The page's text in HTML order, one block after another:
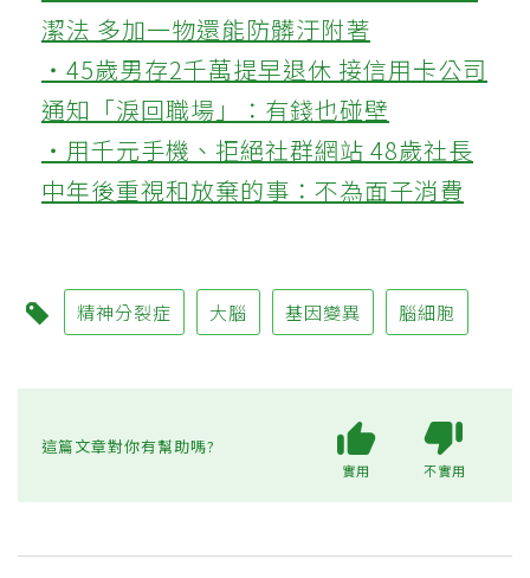
潔法 多加一物還能防髒汙附著
‧45歲男存2千萬提早退休 接信用卡公司
通知「淚回職場」：有錢也碰壁
‧用千元手機、拒絕社群網站 48歲社長
中年後重視和放棄的事：不為面子消費
精神分裂症 大腦 基因變異 腦細胞
這篇文章對你有幫助嗎?
實用 不實用